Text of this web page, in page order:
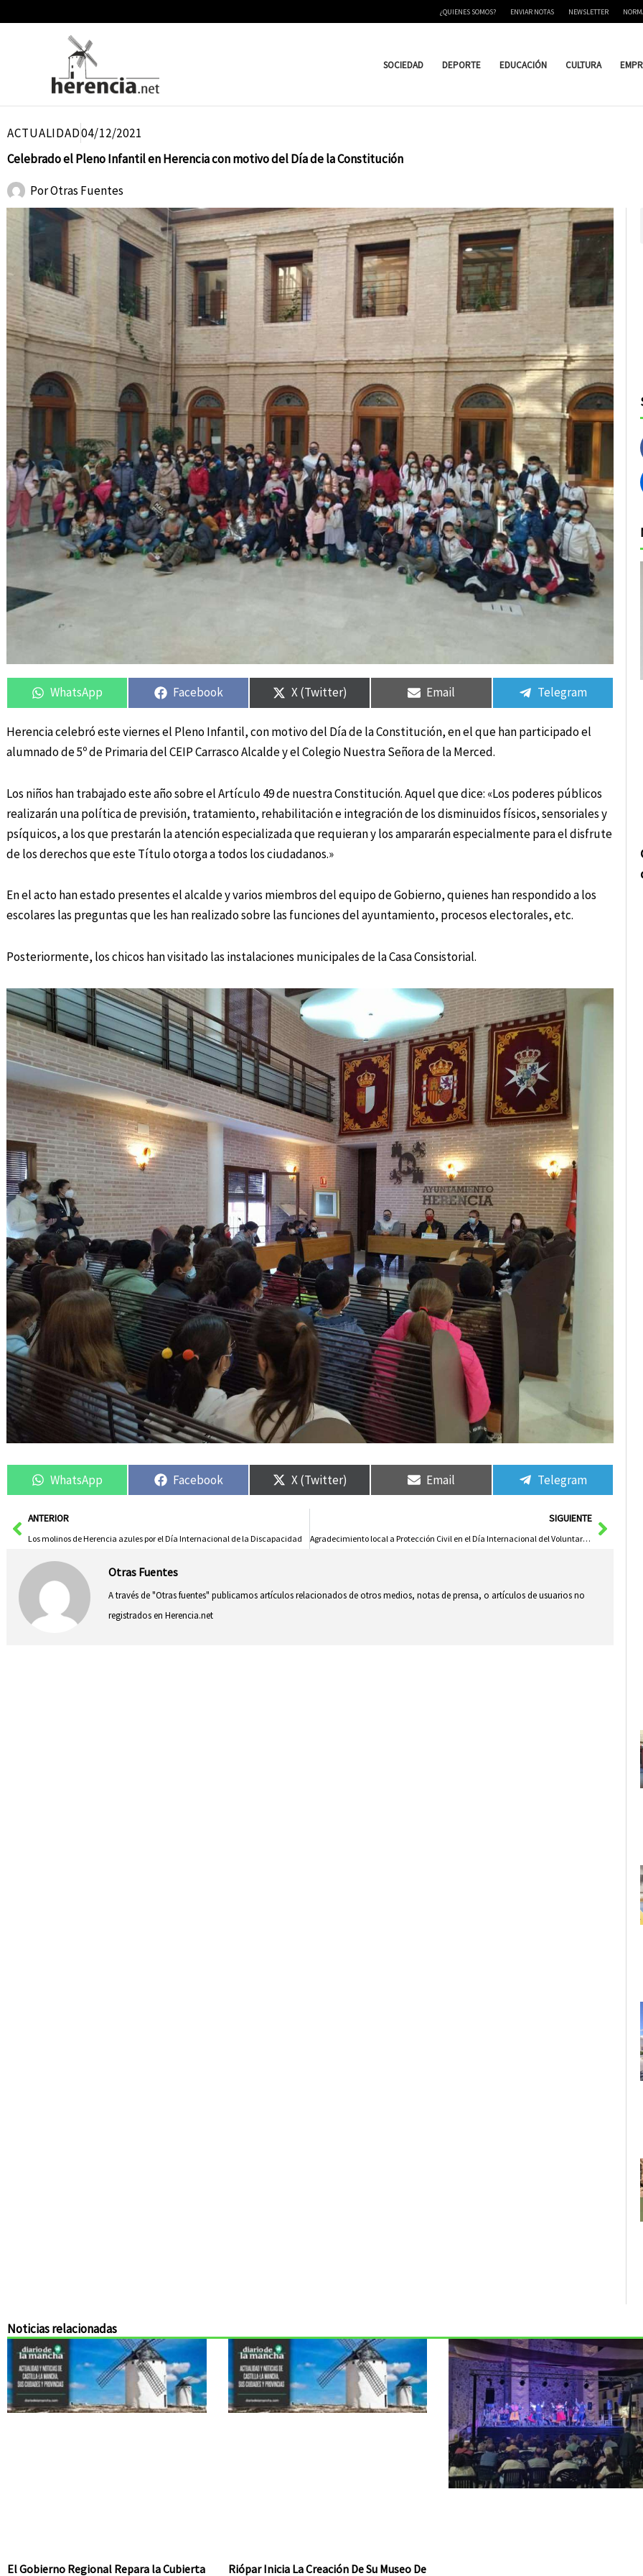
¿QUIENES SOMOS? ENVIAR NOTAS NEWSLETTER
SOCIEDAD DEPORTE EDUCACIÓN CULTURA
ACTUALIDAD04/12/2021
Celebrado el Pleno Infantil en Herencia con motivo del Día de la Constitución
PorOtras Fuentes
Compartir
en
WhatsApp
Compartir
en
Facebook
Compartir
en
X (Twitter)
Compartir
en
Email
Compartir
en
Telegram
Herencia celebró este viernes el Pleno Infantil, con motivo del Día de la Constitución, en el que han participado el
alumnado de 5º de Primaria del CEIP Carrasco Alcalde y el Colegio Nuestra Señora de la Merced.
Los niños han trabajado este año sobre el Artículo 49 de nuestra Constitución. Aquel que dice: «Los poderes públicos
realizarán una política de previsión, tratamiento, rehabilitación e integración de los disminuidos físicos, sensoriales y
psíquicos, a los que prestarán la atención especializada que requieran y los ampararán especialmente para el disfrute
de los derechos que este Título otorga a todos los ciudadanos.»
En el acto han estado presentes el alcalde y varios miembros del equipo de Gobierno, quienes han respondido a los
escolares las preguntas que les han realizado sobre las funciones del ayuntamiento, procesos electorales, etc.
Posteriormente, los chicos han visitado las instalaciones municipales de la Casa Consistorial.
Compartir
en
WhatsApp
Compartir
en
Facebook
Compartir
en
X (Twitter)
Compartir
en
Email
Compartir
en
Telegram
AntANTERIOR
Los molinos de Herencia azules por el Día Internacional de la Discapacidad
SIGUIENTE
Agradecimiento local a Protección Civil en el Día Internacional del Voluntariado
Otras Fuentes
A través de "Otras fuentes" publicamos artículos relacionados de otros medios, notas de prensa, o artículos de usuarios no
registrados en Herencia.net
Noticias relacionadas
El Gobierno Regional Repara la Cubierta Riópar Inicia La Creación De Su Museo De